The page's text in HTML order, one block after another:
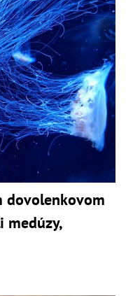
dovolenkovom
medúzy,